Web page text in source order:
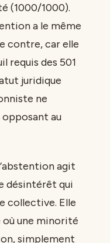
(1000/1000).
a le même
contre, car elle
requis des 501
juridique
ne
au
agit
désintérêt qui
collective. Elle
une minorité
simplement